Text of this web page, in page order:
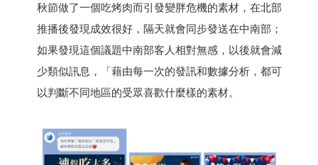
秋節做了一個吃烤肉而引發變胖危機的素材，在北部
推播後發現成效很好，隔天就會同步發送在中南部；
如果發現這個議題中南部客人相對無感，以後就會減
少類似訊息，「藉由每一次的發訊和數據分析，都可
以判斷不同地區的受眾喜歡什麼樣的素材。